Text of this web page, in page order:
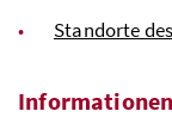
Standorte